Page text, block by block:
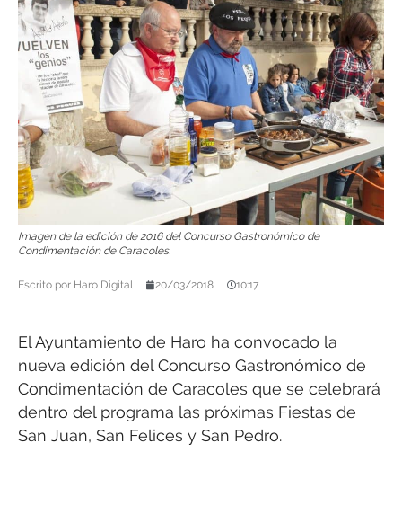
Imagen de la edición de 2016 del Concurso Gastronómico de
Condimentación de Caracoles.
Escrito por Haro Digital 20/03/2018 10:17
El Ayuntamiento de Haro ha convocado la
nueva edición del Concurso Gastronómico de
Condimentación de Caracoles que se celebrará
dentro del programa las próximas Fiestas de
San Juan, San Felices y San Pedro.